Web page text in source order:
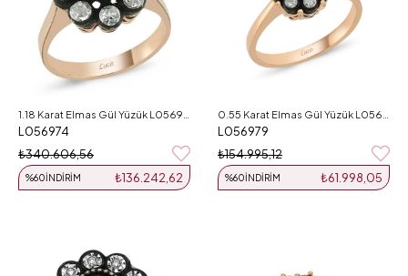
L056974
₺136.242,62
%60İNDIRIM
₺340.606,56
L056979
₺61.998,05
%60İNDIRIM
₺154.995,12